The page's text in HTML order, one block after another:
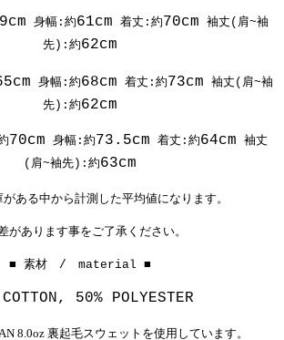
身幅:約61cm 着丈:約70cm 袖丈(肩~袖
先):約62cm
身幅:約68cm 着丈:約73cm 袖丈(肩~袖
先):約62cm
70cm 身幅:約73.5cm 着丈:約64cm 袖丈
(肩~袖先):約63cm
ある中から計測した平均値になります。
があります事をご了承ください。
■ 素材 / material ■
50% POLYESTER
8.0oz 裏起毛スウェットを使用しています。